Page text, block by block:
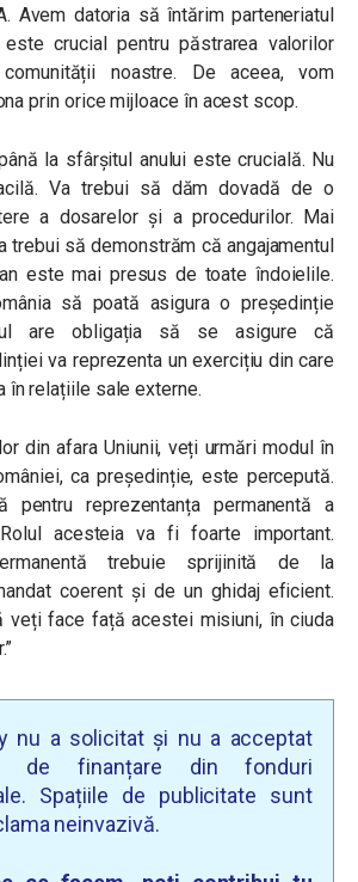
Avem datoria să întărim parteneriatul
este crucial pentru păstrarea valorilor
noastre. De aceea, vom
prin orice mijloace în acest scop.
la sfârșitul anului este crucială. Nu
Va trebui să dăm dovadă de o
a dosarelor și a procedurilor. Mai
trebui să demonstrăm că angajamentul
este mai presus de toate îndoielile.
să poată asigura o președinție
are obligația să se asigure că
va reprezenta un exercițiu din care
în relațiile sale externe.
din afara Uniunii, veți urmări modul în
ca președinție, este percepută.
pentru reprezentanța permanentă a
acesteia va fi foarte important.
trebuie sprijinită de la
coerent și de un ghidaj eficient.
veți face față acestei misiuni, în ciuda
nu a solicitat și nu a acceptat
de finanțare din fonduri
Spațiile de publicitate sunt
neinvazivă.